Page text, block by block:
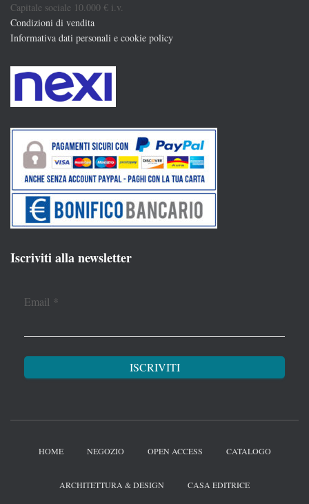
Capitale sociale 10.000 € i.v.
Condizioni di vendita
Informativa dati personali e cookie policy
Iscriviti alla newsletter
Email *
HOME NEGOZIO OPEN ACCESS CATALOGO
ARCHITETTURA & DESIGN CASA EDITRICE